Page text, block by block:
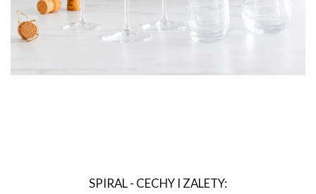
SPIRAL - CECHY I ZALETY: